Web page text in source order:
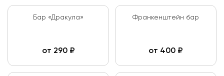
Бар «Дракула»
от 290₽
Франкенштейн бар
от 400 ₽